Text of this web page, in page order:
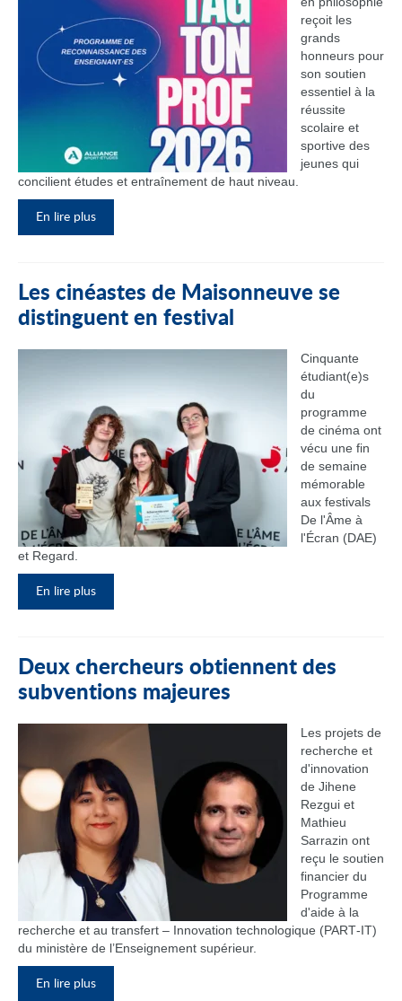
reçoit les
grands
honneurs pour
son soutien
essentiel à la
réussite
scolaire et
sportive des
jeunes qui
concilient études et entraînement de haut niveau.
En lire plus
Les cinéastes de Maisonneuve se
distinguent en festival
Cinquante
étudiant(e)s
du
programme
de cinéma ont
vécu une fin
de semaine
mémorable
aux festivals
De l'Âme à
l'Écran (DAE)
et Regard.
En lire plus
Deux chercheurs obtiennent des
subventions majeures
Les projets de
recherche et
d'innovation
de Jihene
Rezgui et
Mathieu
Sarrazin ont
reçu le soutien
financier du
Programme
d'aide à la
recherche et au transfert – Innovation technologique (PART‑IT)
du ministère de l’Enseignement supérieur.
En lire plus